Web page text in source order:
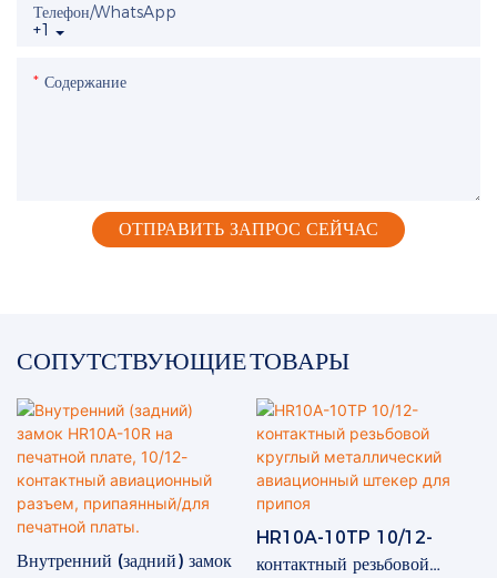
+1
Телефон/WhatsApp
Содержание
ОТПРАВИТЬ ЗАПРОС СЕЙЧАС
СОПУТСТВУЮЩИЕ ТОВАРЫ
Внутренний (задний) замок
HR10A-10TP 10/12-
контактный резьбовой